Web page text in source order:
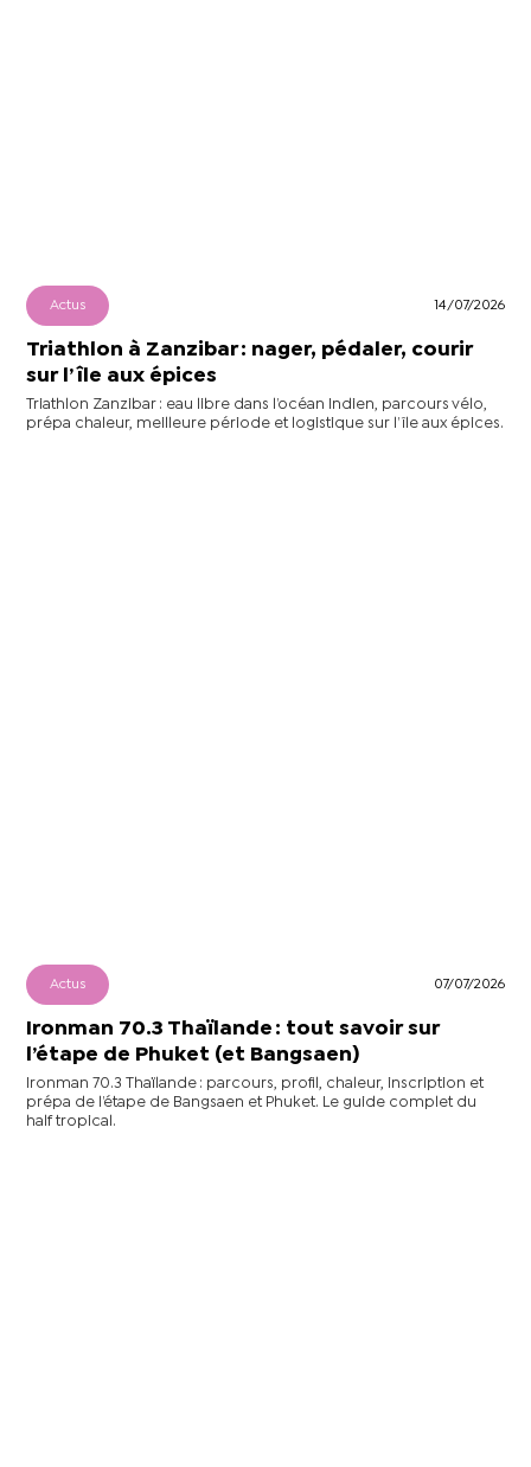
Actus 14/07/2026
Triathlon à Zanzibar : nager, pédaler, courir
sur l’île aux épices
Triathlon Zanzibar : eau libre dans l’océan Indien, parcours vélo,
prépa chaleur, meilleure période et logistique sur l’île aux épices.
Actus 07/07/2026
Ironman 70.3 Thaïlande : tout savoir sur
l’étape de Phuket (et Bangsaen)
Ironman 70.3 Thaïlande : parcours, profil, chaleur, inscription et
prépa de l’étape de Bangsaen et Phuket. Le guide complet du
half tropical.